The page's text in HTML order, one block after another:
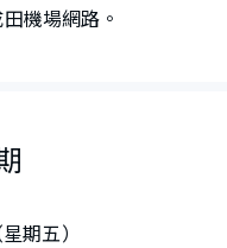
機場網路。
期五）